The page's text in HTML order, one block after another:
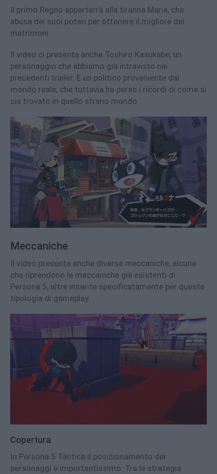
Il primo Regno apparterrà alla tiranna Marie, che
abusa dei suoi poteri per ottenere il migliore dei
matrimoni.
Il video ci presenta anche Toshiro Kasukabe, un
personaggio che abbiamo già intravisto nei
precedenti trailer. È un politico proveniente dal
mondo reale, che tuttavia ha perso i ricordi di come si
sia trovato in quello strano mondo.
Meccaniche
Il video presenta anche diverse meccaniche, alcune
che riprendono le meccaniche già esistenti di
Persona 5, altre inserite specificatamente per questa
tipologia di gameplay.
Copertura
In Persona 5 Tactica il posizionamento dei
personaggi è importantissimo. Tra le strategia